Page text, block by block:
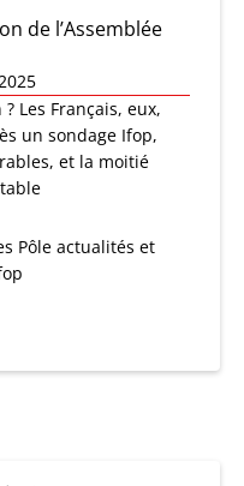
de l’Assemblée
Les Français, eux,
un sondage Ifop,
et la moitié
Pôle actualités et